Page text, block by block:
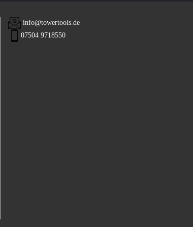
info@towertools.de
07504 9718550